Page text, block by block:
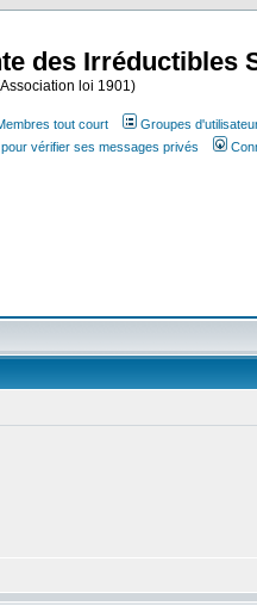
des Irréductibles
loi 1901)
tout court Groupes
vérifier ses messages privés